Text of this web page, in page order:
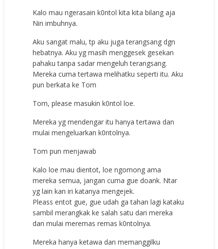
Kalo mau ngerasain k0ntol kita kita bilang aja
Nin imbuhnya.
Aku sangat malu, tp aku juga terangsang dgn
hebatnya. Aku yg masih menggesek gesekan
pahaku tanpa sadar mengeluh terangsang.
Mereka cuma tertawa melihatku seperti itu. Aku
pun berkata ke Tom
Tom, please masukin k0ntol loe.
Mereka yg mendengar itu hanya tertawa dan
mulai mengeluarkan k0ntolnya.
Tom pun menjawab
Kalo loe mau dientot, loe ngomong ama
mereka semua, jangan cuma gue doank. Ntar
yg lain kan iri katanya mengejek.
Pleass entot gue, gue udah ga tahan lagi kataku
sambil merangkak ke salah satu dari mereka
dan mulai meremas remas k0ntolnya.
Mereka hanya ketawa dan memanggilku